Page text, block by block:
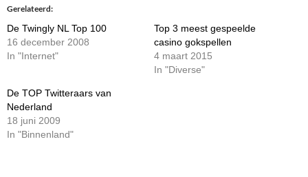
Gerelateerd
De Twingly NL Top 100
16 december 2008
In "Internet"
Top 3 meest gespeelde
casino gokspellen
4 maart 2015
In "Diverse"
De TOP Twitteraars van
Nederland
18 juni 2009
In "Binnenland"